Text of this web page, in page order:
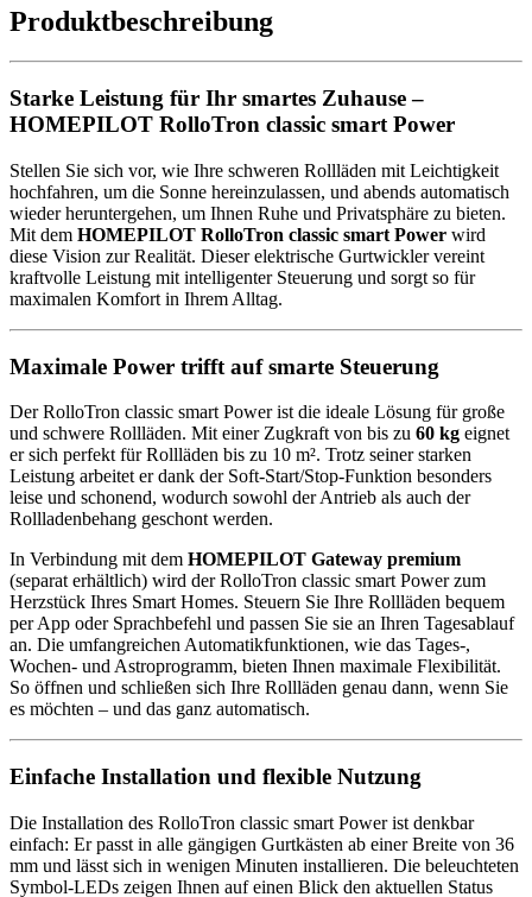
Produktbeschreibung
Starke Leistung für Ihr smartes Zuhause –
HOMEPILOT RolloTron classic smart Power
Stellen Sie sich vor, wie Ihre schweren Rollläden mit Leichtigkeit
hochfahren, um die Sonne hereinzulassen, und abends automatisch
wieder heruntergehen, um Ihnen Ruhe und Privatsphäre zu bieten.
Mit dem HOMEPILOT RolloTron classic smart Power wird
diese Vision zur Realität. Dieser elektrische Gurtwickler vereint
kraftvolle Leistung mit intelligenter Steuerung und sorgt so für
maximalen Komfort in Ihrem Alltag.
Maximale Power trifft auf smarte Steuerung
Der RolloTron classic smart Power ist die ideale Lösung für große
und schwere Rollläden. Mit einer Zugkraft von bis zu 60 kg eignet
er sich perfekt für Rollläden bis zu 10 m². Trotz seiner starken
Leistung arbeitet er dank der Soft-Start/Stop-Funktion besonders
leise und schonend, wodurch sowohl der Antrieb als auch der
Rollladenbehang geschont werden.
In Verbindung mit dem HOMEPILOT Gateway premium
(separat erhältlich) wird der RolloTron classic smart Power zum
Herzstück Ihres Smart Homes. Steuern Sie Ihre Rollläden bequem
per App oder Sprachbefehl und passen Sie sie an Ihren Tagesablauf
an. Die umfangreichen Automatikfunktionen, wie das Tages-,
Wochen- und Astroprogramm, bieten Ihnen maximale Flexibilität.
So öffnen und schließen sich Ihre Rollläden genau dann, wenn Sie
es möchten – und das ganz automatisch.
Einfache Installation und flexible Nutzung
Die Installation des RolloTron classic smart Power ist denkbar
einfach: Er passt in alle gängigen Gurtkästen ab einer Breite von 36
mm und lässt sich in wenigen Minuten installieren. Die beleuchteten
Symbol-LEDs zeigen Ihnen auf einen Blick den aktuellen Status